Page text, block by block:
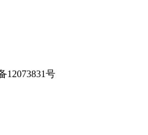
12073831号